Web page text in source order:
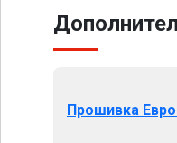
Прошивка